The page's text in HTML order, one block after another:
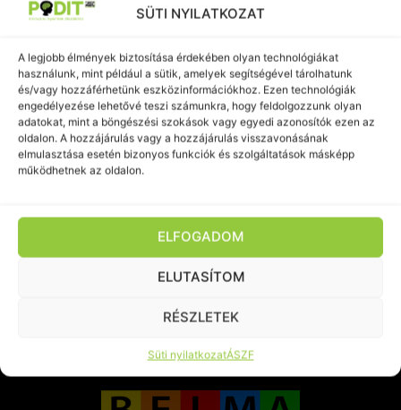
SÜTI NYILATKOZAT
A legjobb élmények biztosítása érdekében olyan technológiákat
használunk, mint például a sütik, amelyek segítségével tárolhatunk
és/vagy hozzáférhetünk eszközinformációkhoz. Ezen technológiák
engedélyezése lehetővé teszi számunkra, hogy feldolgozzunk olyan
adatokat, mint a böngészési szokások vagy egyedi azonosítók ezen az
oldalon. A hozzájárulás vagy a hozzájárulás visszavonásának
elmulasztása esetén bizonyos funkciók és szolgáltatások másképp
működhetnek az oldalon.
ELFOGADOM
ELUTASÍTOM
RÉSZLETEK
Süti nyilatkozatÁSZF
15.000
–
Opciók választása
+36 30 352 2232
hello@podit.hu